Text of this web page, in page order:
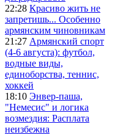
22:28 Красиво жить не
запретишь... Особенно
армянским чиновникам
21:27 Армянский спорт
(4-6 августа): футбол,
водные виды,
единоборства, теннис,
хоккей
18:10 Энвер-паша,
"Немесис" и логика
возмездия: Расплата
неизбежна